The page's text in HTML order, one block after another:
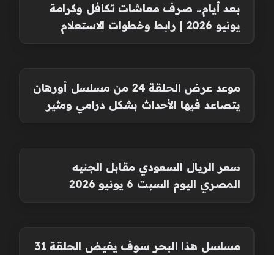
بعد أيام.. صرف معاشات تكافل وكرامة
يونيو 2026 | رابط وخطوات الاستعلام
موعد عرض الحلقة 24 من مسلسل أورهان
يتصاعد فيها الأحداث بشكل درامي ومثير
سعر الريال السعودي مقابل الجنيه
المصري اليوم السبت 6 يونيو 2026
مسلسل هذا البحر سوف يفيض الحلقة 31